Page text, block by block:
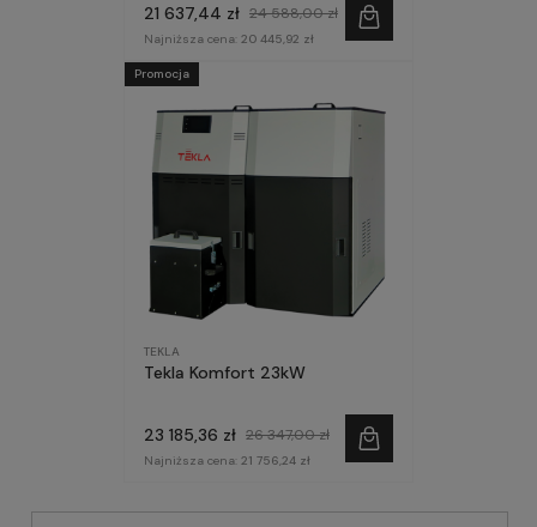
21 637,44 zł 24 588,00 zł
Najniższa cena: 20 445,92 zł
TEKLA
Tekla Komfort 23kW
23 185,36 zł 26 347,00 zł
Najniższa cena: 21 756,24 zł
Promocja